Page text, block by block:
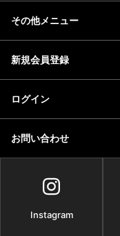
その他メニュー
新規会員登録
ログイン
お問い合わせ
Instagram